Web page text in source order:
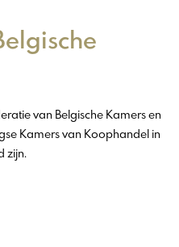
van Belgische Kamers en
Kamers van Koophandel in
zijn.